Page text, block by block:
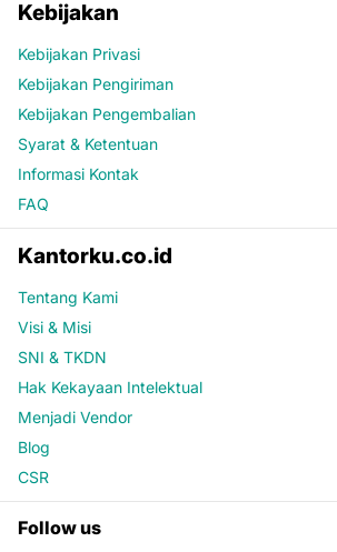
Kebijakan
Kebijakan Privasi
Kebijakan Pengiriman
Kebijakan Pengembalian
Syarat & Ketentuan
Informasi Kontak
FAQ
Kantorku.co.id
Tentang Kami
Visi & Misi
SNI & TKDN
Hak Kekayaan Intelektual
Menjadi Vendor
Blog
CSR
Follow us